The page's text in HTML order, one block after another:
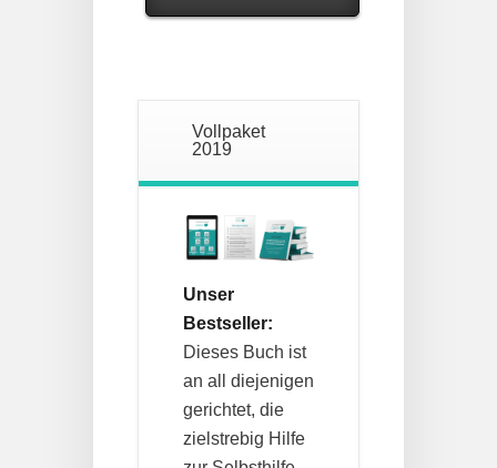
Vollpaket
2019
Unser
Bestseller:
Dieses Buch ist
an all diejenigen
gerichtet, die
zielstrebig Hilfe